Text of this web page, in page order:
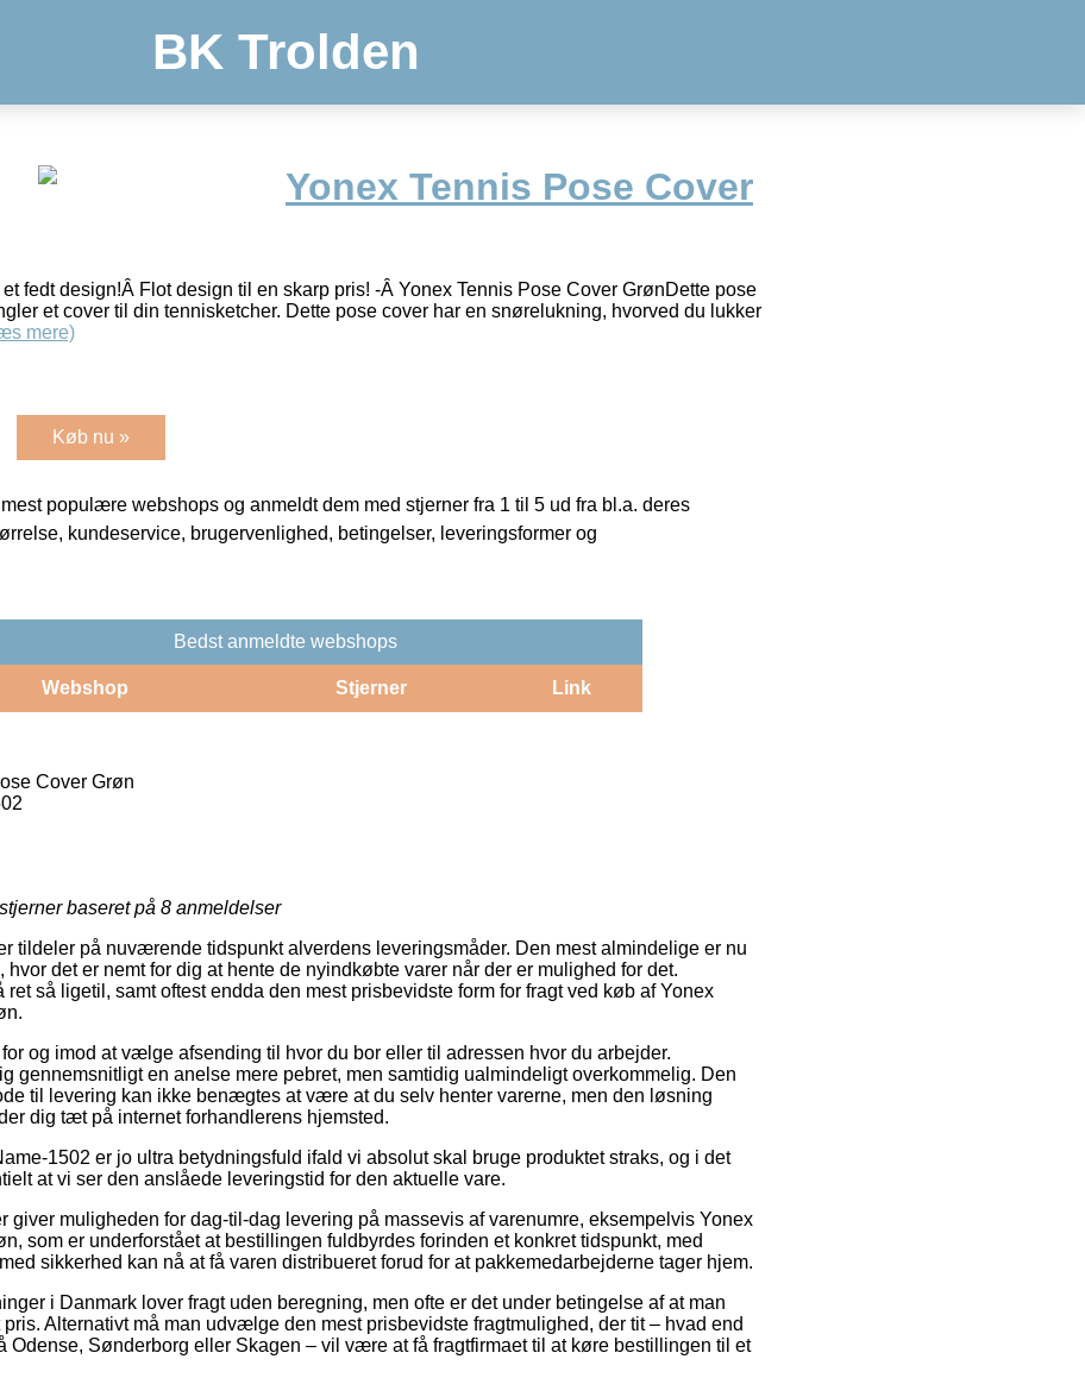
BK Trolden
Yonex Tennis Pose Cover
fedt design!Â Flot design til en skarp pris! -Â Yonex Tennis Pose Cover GrønDette pose
et cover til din tennisketcher. Dette pose cover har en snørelukning, hvorved du lukker
mere)
Køb nu »
populære webshops og anmeldt dem med stjerner fra 1 til 5 ud fra bl.a. deres
kundeservice, brugervenlighed, betingelser, leveringsformer og
Bedst anmeldte webshops
Webshop Stjerner Link
Cover Grøn
baseret på 8 anmeldelser
tildeler på nuværende tidspunkt alverdens leveringsmåder. Den mest almindelige er nu
det er nemt for dig at hente de nyindkøbte varer når der er mulighed for det.
ret så ligetil, samt oftest endda den mest prisbevidste form for fragt ved køb af Yonex
og imod at vælge afsending til hvor du bor eller til adressen hvor du arbejder.
gennemsnitligt en anelse mere pebret, men samtidig ualmindeligt overkommelig. Den
til levering kan ikke benægtes at være at du selv henter varerne, men den løsning
dig tæt på internet forhandlerens hjemsted.
1502 er jo ultra betydningsfuld ifald vi absolut skal bruge produktet straks, og i det
at vi ser den anslåede leveringstid for den aktuelle vare.
giver muligheden for dag-til-dag levering på massevis af varenumre, eksempelvis Yonex
som er underforstået at bestillingen fuldbyrdes forinden et konkret tidspunkt, med
sikkerhed kan nå at få varen distribueret forud for at pakkemedarbejderne tager hjem.
i Danmark lover fragt uden beregning, men ofte er det under betingelse af at man
pris. Alternativt må man udvælge den mest prisbevidste fragtmulighed, der tit – hvad end
Odense, Sønderborg eller Skagen – vil være at få fragtfirmaet til at køre bestillingen til et